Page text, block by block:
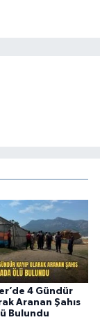
4 Gündür
Aranan Şahıs
Bulundu